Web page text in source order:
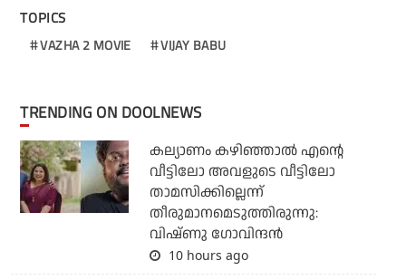
TOPICS
VAZHA 2 MOVIE VIJAY BABU
TRENDING ON DOOLNEWS
കല്യാണം കഴിഞ്ഞാല്‍ എന്റെ
വീട്ടിലോ അവളുടെ വീട്ടിലോ
താമസിക്കില്ലെന്ന്
തീരുമാനമെടുത്തിരുന്നു:
വിഷ്ണു ഗോവിന്ദന്‍
10 hours ago